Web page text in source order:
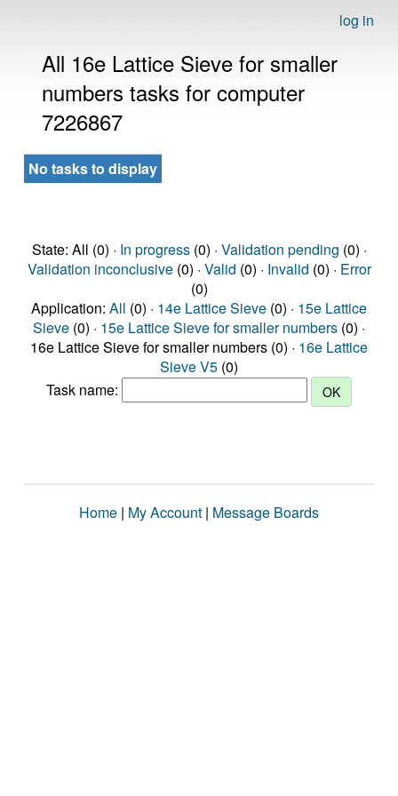
log in
All 16e Lattice Sieve for smaller
numbers tasks for computer
7226867
No tasks to display
State: All (0) · In progress(0) · Validation pending (0) ·
Validation inconclusive(0) · Valid (0) · Invalid (0) · Error
(0)
Application: All (0) · 14e Lattice Sieve (0) · 15e Lattice
Sieve (0) · 15e Lattice Sieve for smaller numbers (0) ·
16e Lattice Sieve for smaller numbers (0) · 16e Lattice
Sieve V5 (0)
Task name:
Home | My Account | Message Boards